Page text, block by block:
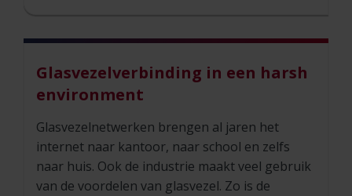
Glasvezelverbinding in een harsh
environment
Glasvezelnetwerken brengen al jaren het
internet naar kantoor, naar school en zelfs
naar huis. Ook de industrie maakt veel gebruik
van de voordelen van glasvezel. Zo is de